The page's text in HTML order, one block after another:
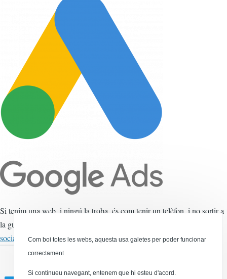
Si tenim una web, i ningú la troba, és com tenir un telèfon, i no sortir a
la guia... I hi ha dos vies per les que la gent troba una web,
socials
i elposicionament als buscadors, especialment a Google.
Com boi totes les webs, aquesta usa galetes per poder funcionar
correctament
Si continueu navegant, entenem que hi esteu d'acord.